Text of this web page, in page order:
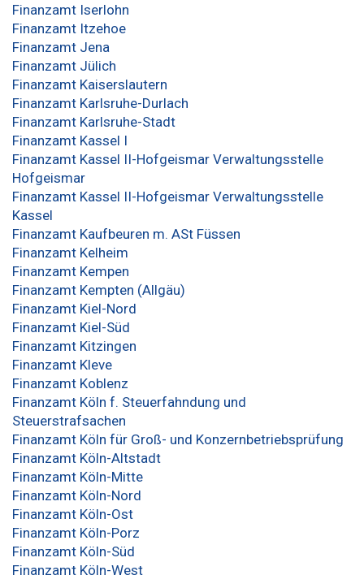
Finanzamt Iserlohn
Finanzamt Itzehoe
Finanzamt Jena
Finanzamt Jülich
Finanzamt Kaiserslautern
Finanzamt Karlsruhe-Durlach
Finanzamt Karlsruhe-Stadt
Finanzamt Kassel I
Finanzamt Kassel II-Hofgeismar Verwaltungsstelle
Hofgeismar
Finanzamt Kassel II-Hofgeismar Verwaltungsstelle
Kassel
Finanzamt Kaufbeuren m. ASt Füssen
Finanzamt Kelheim
Finanzamt Kempen
Finanzamt Kempten (Allgäu)
Finanzamt Kiel-Nord
Finanzamt Kiel-Süd
Finanzamt Kitzingen
Finanzamt Kleve
Finanzamt Koblenz
Finanzamt Köln f. Steuerfahndung und
Steuerstrafsachen
Finanzamt Köln für Groß- und Konzernbetriebsprüfung
Finanzamt Köln-Altstadt
Finanzamt Köln-Mitte
Finanzamt Köln-Nord
Finanzamt Köln-Ost
Finanzamt Köln-Porz
Finanzamt Köln-Süd
Finanzamt Köln-West